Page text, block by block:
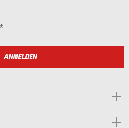
ANMELDEN